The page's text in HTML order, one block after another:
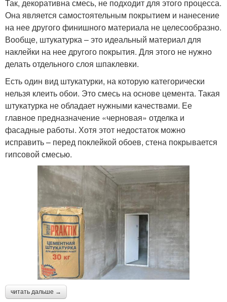
Так, декоративна смесь, не подходит для этого процесса.
Она является самостоятельным покрытием и нанесение
на нее другого финишного материала не целесообразно.
Вообще, штукатурка – это идеальный материал для
наклейки на нее другого покрытия. Для этого не нужно
делать отдельного слоя шпаклевки.
Есть один вид штукатурки, на которую категорически
нельзя клеить обои. Это смесь на основе цемента. Такая
штукатурка не обладает нужными качествами. Ее
главное предназначение «черновая» отделка и
фасадные работы. Хотя этот недостаток можно
исправить – перед поклейкой обоев, стена покрывается
гипсовой смесью.
читать дальше →